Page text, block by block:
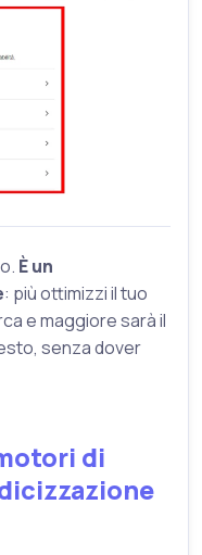
È un
: più ottimizzi il tuo
e maggiore sarà il
senza dover
di